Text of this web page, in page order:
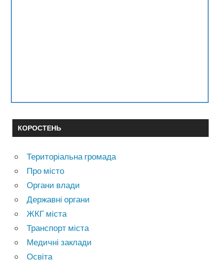
КОРОСТЕНЬ
Територіальна громада
Про місто
Органи влади
Державні органи
ЖКГ міста
Транспорт міста
Медичні заклади
Освіта